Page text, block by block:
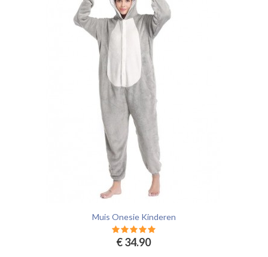
Muis Onesie Kinderen
€ 34.90